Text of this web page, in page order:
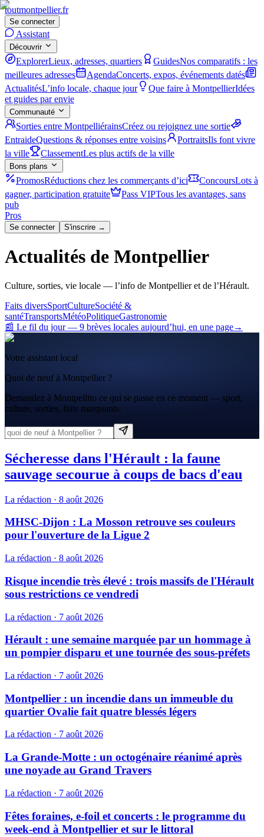
toutmontpellier.fr
Se connecter
Assistant
Découvrir
ExplorerLieux, adresses, quartiers GuidesNos comparatifs : les
meilleures adresses
AgendaConcerts, expos, événements datés
ActualitésL’info locale, chaque jour Que faire à MontpellierIdées
et guides par envie
Communauté
Sorties entre MontpelliérainsCréez ou rejoignez une sortie
EntraideQuestions & réponses entre voisins PortraitsIls font vivre
la ville
ClassementLes plus actifs de la ville
Bons plans
PromosRéductions chez les commerçants d’ici ConcoursLots à
gagner, participation gratuite
Pass VIPTous les avantages, sans
pub
Pros
Se connecter S'inscrire →
Actualités de Montpellier
Culture, sorties, vie locale — l’info de Montpellier et de l’Hérault.
Faits diversSportCultureSociété &
santéTransportsMétéoPolitiqueGastronomie
📰 Le fil du jour— 9 brèves locales aujourd’hui, en une page→
Votre assistant local
Quoi de neuf à Montpellier ?
Demandez à Montpellito ce qui se passe en ce moment — sport,
culture, sorties, faits marquants.
Sécheresse dans l'Hérault : la faune
sauvage secourue à coups de bacs d'eau
La rédaction · 8 août 2026
MHSC-Dijon : La Mosson retrouve ses couleurs
pour l'ouverture de la Ligue 2
La rédaction · 8 août 2026
Risque incendie très élevé : trois massifs de l'Hérault
sous restrictions ce vendredi
La rédaction · 7 août 2026
Hérault : une semaine marquée par un hommage à
un pompier disparu et une tournée des sous-préfets
La rédaction · 7 août 2026
Montpellier : un incendie dans un immeuble du
quartier Ovalie fait quatre blessés légers
La rédaction · 7 août 2026
La Grande-Motte : un octogénaire réanimé après
une noyade au Grand Travers
La rédaction · 7 août 2026
Fêtes foraines, e-foil et concerts : le programme du
week-end à Montpellier et sur le littoral